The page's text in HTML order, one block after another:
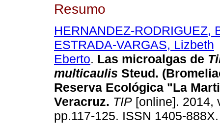
Resumo
HERNANDEZ-RODRIGUEZ,
ESTRADA-VARGAS, Lizbeth
Eberto. Las microalgas de
multicaulis Steud.
Reserva Ecológica "La
Veracruz. TIP [online]. 2014,
pp.117-125. ISSN 1405-888X.